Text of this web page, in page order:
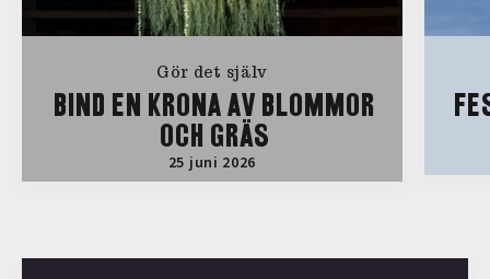
Gör det själv
BIND EN KRONA AV BLOMMOR
OCH GRÄS
25 juni 2026